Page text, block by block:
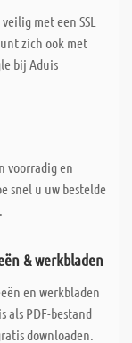
met een SSL
zich ook met
bij Aduis
voorradig en
snel u uw bestelde
& werkbladen
en werkbladen
als PDF-bestand
downloaden.